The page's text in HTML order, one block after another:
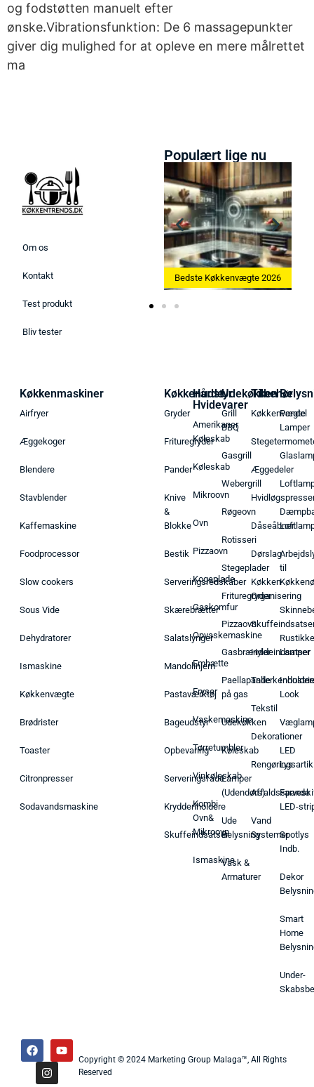
og fodstøtten manuelt efter
ønske.Vibrationsfunktion: De 6 massagepunkter
giver dig mulighed for at opleve en mere målrettet
ma
Om os
Kontakt
Test produkt
Bliv tester
Populært lige nu
Bedste Ismaskine 2026 Bedste Køkkenvægte 2026
Køkkenmaskiner
Airfryer
Æggekoger
Blendere
Stavblender
Kaffemaskine
Foodprocessor
Slow cookers
Sous Vide
Dehydratorer
Ismaskine
Køkkenvægte
Brødrister
Toaster
Citronpresser
Sodavandsmaskine
Køkkenudstyr
Gryder
Frituregryder
Pander
Knive
&
Blokke
Bestik
Serveringsredskaber
Skærebrætter
Salatslynger
Mandolinjern
Pastaværktøj
Bageudstyr
Opbevaring
Serveringsfade
Krydderiholdere
Skuffeindsatser
Hårde
Hvidevarer
Amerikaner
Køleskab
Køleskab
Mikroovn
Ovn
Pizzaovn
Kogeplade
Gaskomfur
Opvaskemaskine
Emhætte
Fryser
Vaskemaskine
Tørretumbler
Vinkøleskab
Kombi
Ovn&
Mikroovn
Ismaskine
Udekøkken
Grill
BBQ
Gasgrill
Webergrill
Røgeovn
Rotisseri
Stegeplader
Frituregryder
Pizzaovn
Gasbrænder
Paellapande
på gas
Udekøkken
Køleskab
Lamper
(Udendørs)
Ude
Belysning
Vask &
Armaturer
Tilbehør
Køkkenvægte
Æggedeler
Dåseåbner
Dørslag
Køkken
Organisering
Hyldeindsatser
Tekstil
Dekorationer
Affaldsspande
Vand
Systemer
Pendel
Lamper
til
Rustikke
Lamper
Look
LED
Lys
LED-
Spotlys
Indb.
Dekor
Smart
Home
Under-
Copyright © 2024 Marketing Group Malaga™, All Rights
Reserved